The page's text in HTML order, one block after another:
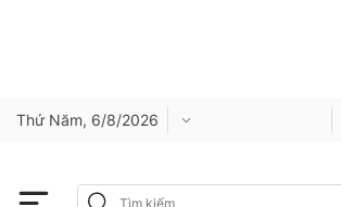
Thứ Năm, 6/8/2026